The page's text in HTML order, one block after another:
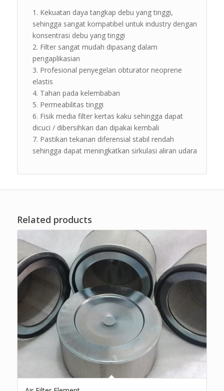
Kekuatan daya tangkap debu yang tinggi,
sehingga sangat kompatibel untuk industry dengan
konsentrasi debu yang tinggi
Filter sangat mudah dipasang dalam
pengaplikasian
Profesional penyegelan obturator neoprene
elastis
Tahan pada kelembaban
Permeabilitas tinggi
Fisik media filter kertas kaku sehingga dapat
dicuci / dibersihkan dan dipakai kembali
Pastikan tekanan diferensial stabil rendah
sehingga dapat meningkatkan sirkulasi aliran udara
Related products